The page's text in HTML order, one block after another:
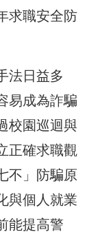
求職安全防
法日益多
易成為詐騙
校園巡迴與
正確求職觀
不」防騙原
與個人就業
能提高警